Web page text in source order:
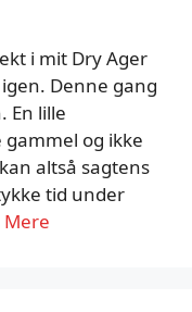
i mit Dry Ager
Denne gang
En lille
og ikke
altså sagtens
tid under